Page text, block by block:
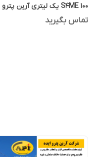
S4ME 100 یک لیتری آرین پترو
ایده
تماس بگیرید